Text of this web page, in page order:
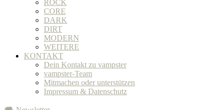
ROCK
CORE
DARK
DIRT
MODERN
WEITERE
KONTAKT
Dein Kontakt zu vampster
vampster-Team
Mitmachen oder unterstützen
Impressum & Datenschutz